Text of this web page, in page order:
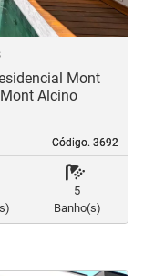
Código. 3692
Código. 3692
Mont
Alcino
5
Banho(s)